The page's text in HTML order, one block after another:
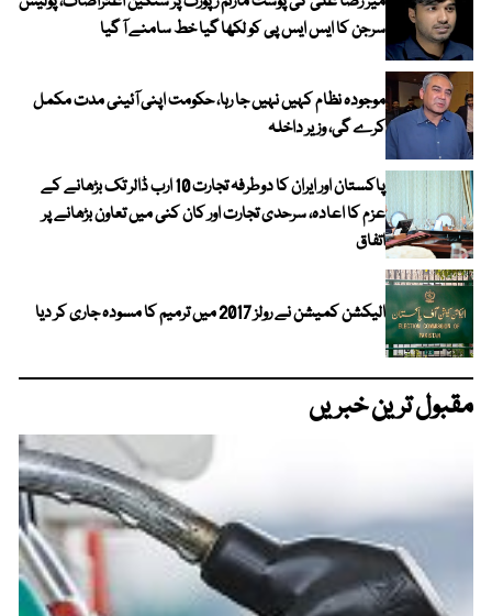
سرجن کا ایس ایس پی کو لکھا گیا خط سامنے آ گیا
موجودہ نظام کہیں نہیں جا رہا، حکومت اپنی آئینی مدت مکمل
کرے گی، وزیر داخلہ
پاکستان اور ایران کا دوطرفہ تجارت 10 ارب ڈالر تک بڑھانے کے
عزم کا اعادہ، سرحدی تجارت اور کان کنی میں تعاون بڑھانے پر
اتفاق
الیکشن کمیشن نے رولز 2017 میں ترمیم کا مسودہ جاری کر دیا
مقبول ترین خبریں